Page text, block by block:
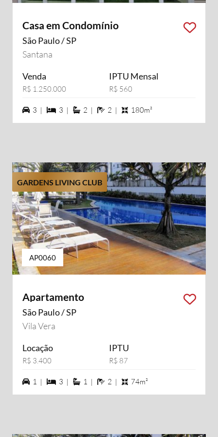
Casa em Condomínio
São Paulo / SP
Santana
Venda
R$ 1.250.000
IPTU Mensal
R$ 560
3 vagas na garagem
3 | 3 dormiórios
3 | 2 suítes
2 | 2 banheiros
2 | 180m²
GARDENS LIVING CLUB
AP0060
Apartamento
São Paulo / SP
Vila Vera
Locação
R$ 3.400
IPTU
R$ 87
1 vagas na garagem
1 | 3 dormiórios
3 | 1 suítes
1 | 2 banheiros
2 | 74m²